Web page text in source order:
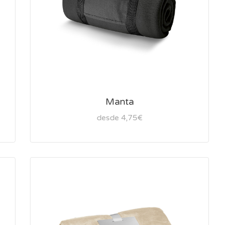
Manta
desde 4,75€